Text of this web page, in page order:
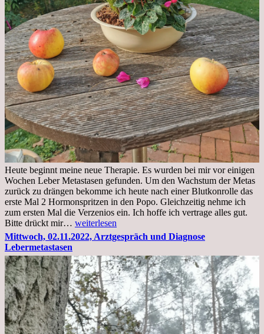
Heute beginnt meine neue Therapie. Es wurden bei mir vor einigen
Wochen Leber Metastasen gefunden. Um den Wachstum der Metas
zurück zu drängen bekomme ich heute nach einer Blutkonrolle das
erste Mal 2 Hormonspritzen in den Popo. Gleichzeitig nehme ich
zum ersten Mal die Verzenios ein. Ich hoffe ich vertrage alles gut.
Bitte drückt mir… Mittwoch,
09.11.2022
weiterlesen
Mittwoch, 02.11.2022, Arztgespräch und Diagnose
Lebermetastasen